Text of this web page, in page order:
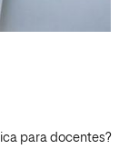
para docentes?